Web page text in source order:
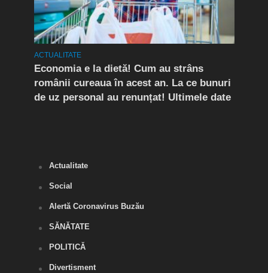
ACTUALITATE
Economia e la dietă! Cum au strâns
românii cureaua în acest an. La ce bunuri
de uz personal au renunțat! Ultimele date
Actualitate
Social
Alertă Coronavirus Buzău
SĂNĂTATE
POLITICĂ
Divertisment